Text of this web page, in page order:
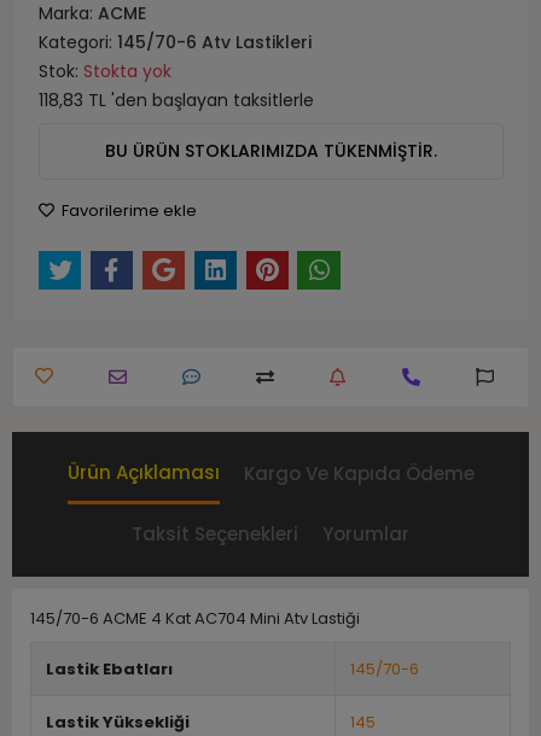
Marka: ACME
Kategori: 145/70-6 Atv Lastikleri
Stok: Stokta yok
118,83 TL 'den başlayan taksitlerle
BU ÜRÜN STOKLARIMIZDA TÜKENMİŞTİR.
Favorilerime ekle
Ürün Açıklaması Kargo Ve Kapıda Ödeme
Taksit Seçenekleri Yorumlar
145/70-6 ACME 4 Kat AC704 Mini Atv Lastiği
Lastik Ebatları 145/70-6
Lastik Yüksekliği 145